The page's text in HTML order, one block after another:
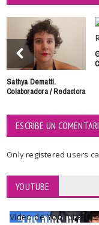
Sathya Dematti.
Colaboradora / Redactora
ESCRIBE UN
Onlyregisteredusers
YOUTUBE
Vídeo de YouTube